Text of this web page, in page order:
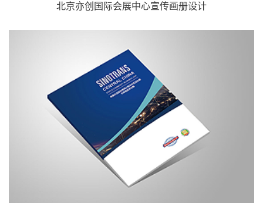
北京亦创国际会展中心宣传画册设计